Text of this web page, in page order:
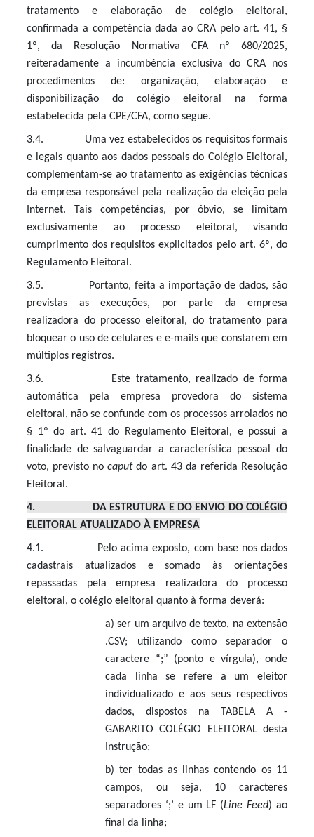
tratamento e elaboração de colégio eleitoral,
confirmada a competência dada ao CRA pelo art. 41, §
1º, da Resolução Normativa CFA nº 680/2025,
reiteradamente a incumbência exclusiva do CRA nos
procedimentos de: organização, elaboração e
disponibilização do colégio eleitoral na forma
estabelecida pela CPE/CFA, como segue.
3.4. Uma vez estabelecidos os requisitos formais
e legais quanto aos dados pessoais do Colégio Eleitoral,
complementam-se ao tratamento as exigências técnicas
da empresa responsável pela realização da eleição pela
Internet. Tais competências, por óbvio, se limitam
exclusivamente ao processo eleitoral, visando
cumprimento dos requisitos explicitados pelo art. 6º, do
Regulamento Eleitoral.
3.5. Portanto, feita a importação de dados, são
previstas as execuções, por parte da empresa
realizadora do processo eleitoral, do tratamento para
bloquear o uso de celulares e e-mails que constarem em
múltiplos registros.
3.6. Este tratamento, realizado de forma
automática pela empresa provedora do sistema
eleitoral, não se confunde com os processos arrolados no
§ 1º do art. 41 do Regulamento Eleitoral, e possui a
finalidade de salvaguardar a característica pessoal do
voto, previsto nocaputdo art. 43 da referida Resolução
Eleitoral.
4. DA ESTRUTURA E DO ENVIO DO COLÉGIO
ELEITORAL ATUALIZADO À EMPRESA
4.1. Pelo acima exposto, com base nos dados
cadastrais atualizados e somado às orientações
repassadas pela empresa realizadora do processo
eleitoral, o colégio eleitoral quanto à forma deverá:
a) ser um arquivo de texto, na extensão
.CSV; utilizando como separador o
caractere “;” (ponto e vírgula), onde
cada linha se refere a um eleitor
individualizado e aos seus respectivos
dados, dispostos na TABELA A -
GABARITO COLÉGIO ELEITORAL desta
Instrução;
b)ter todas as linhas contendo os 11
campos, ou seja, 10 caracteres
separadores ‘;’ e um LF (Line Feed) ao
final da linha;